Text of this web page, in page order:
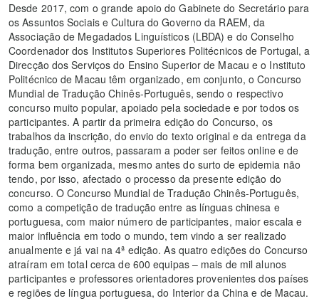
Desde 2017, com o grande apoio do Gabinete do Secretário para
os Assuntos Sociais e Cultura do Governo da RAEM, da
Associação de Megadados Linguísticos (LBDA) e do Conselho
Coordenador dos Institutos Superiores Politécnicos de Portugal, a
Direcção dos Serviços do Ensino Superior de Macau e o Instituto
Politécnico de Macau têm organizado, em conjunto, o Concurso
Mundial de Tradução Chinês-Português, sendo o respectivo
concurso muito popular, apoiado pela sociedade e por todos os
participantes. A partir da primeira edição do Concurso, os
trabalhos da inscrição, do envio do texto original e da entrega da
tradução, entre outros, passaram a poder ser feitos online e de
forma bem organizada, mesmo antes do surto de epidemia não
tendo, por isso, afectado o processo da presente edição do
concurso. O Concurso Mundial de Tradução Chinês-Português,
como a competição de tradução entre as línguas chinesa e
portuguesa, com maior número de participantes, maior escala e
maior influência em todo o mundo, tem vindo a ser realizado
anualmente e já vai na 4ª edição. As quatro edições do Concurso
atraíram em total cerca de 600 equipas – mais de mil alunos
participantes e professores orientadores provenientes dos países
e regiões de língua portuguesa, do Interior da China e de Macau.